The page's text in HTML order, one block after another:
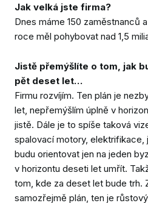
Jak velká jste firma?
Dnes máme 150 zaměstnanců
roce měl pohybovat nad 1,5
Jistě přemýšlíte o tom, jak
pět deset let…
Firmu rozvíjím. Ten plán je
let, nepřemýšlím úplně v
jistě. Dále je to spíše taková
spalovací motory, elektrifikace,
budu orientovat jen na jeden
v horizontu deseti let umřít.
tom, kde za deset let bude trh.
samozřejmě plán, ten je